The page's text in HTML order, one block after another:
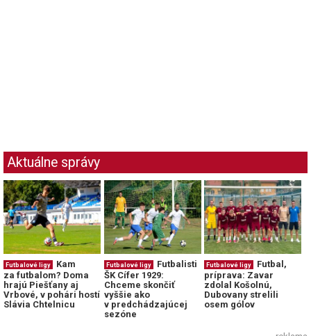
Aktuálne správy
Futbalové ligy
Kam
za futbalom? Doma
hrajú Piešťany aj
Vrbové, v pohári hostí
Slávia Chtelnicu
Futbalové ligy
Futbalisti
ŠK Cífer 1929:
Chceme skončiť
vyššie ako
v predchádzajúcej
sezóne
Futbalové ligy
Futbal,
príprava: Zavar
zdolal Košolnú,
Dubovany strelili
osem gólov